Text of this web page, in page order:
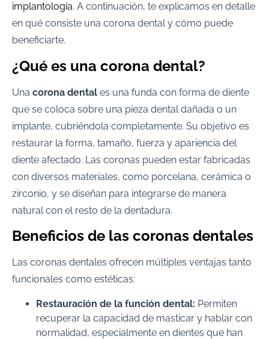
implantología. A continuación, te explicamos en detalle
en qué consiste una corona dental y cómo puede
beneficiarte.
¿Qué es una corona dental?
Una corona dental es una funda con forma de diente
que se coloca sobre una pieza dental dañada o un
implante, cubriéndola completamente. Su objetivo es
restaurar la forma, tamaño, fuerza y apariencia del
diente afectado. Las coronas pueden estar fabricadas
con diversos materiales, como porcelana, cerámica o
zirconio, y se diseñan para integrarse de manera
natural con el resto de la dentadura.
Beneficios de las coronas dentales
Las coronas dentales ofrecen múltiples ventajas tanto
funcionales como estéticas:
Restauración de la función dental: Permiten
recuperar la capacidad de masticar y hablar con
normalidad, especialmente en dientes que han